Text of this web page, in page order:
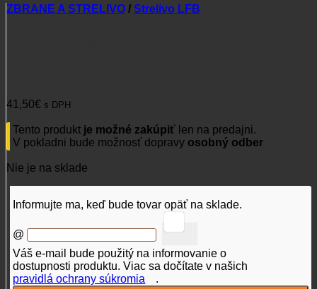
ZBRANE A STRELIVO / Strelivo LFB
41,50€ s DPH
Tento produkt je možné zakúpiť len na predajni.
V pokladni bude možnosť dopravy osobný odber
Nie je na sklade
Informujte ma, keď bude tovar opäť na sklade.
@
Váš e-mail bude použitý na informovanie o
dostupnosti produktu. Viac sa dočítate v našich
pravidlá ochrany súkromia
.